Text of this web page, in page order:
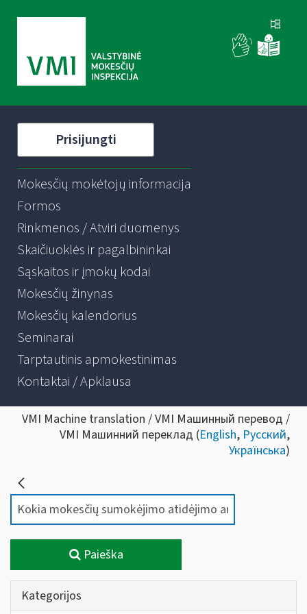
Prisijungti
Mokesčių mokėtojų informacija
Formos
Rinkmenos / Atviri duomenys
Skaičiuoklės ir pagalbininkai
Sąskaitos ir įmokų kodai
Mokesčių žinynas
Mokesčių kalendorius
Seminarai
Tarptautinis apmokestinimas
Kontaktai / Apklausa
VMI Machine translation / VMI Машинный перевод /
VMI Машинний переклад (English, Русский,
Українська)
Paieška
Kategorijos